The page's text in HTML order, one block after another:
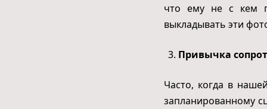
что ему не с кем
выкладывать эти
Привычка
Часто, когда в
запланированному